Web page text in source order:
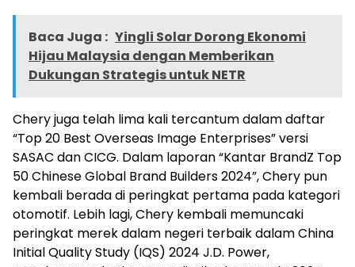
Baca Juga : Yingli Solar Dorong Ekonomi
Hijau Malaysia dengan Memberikan
Dukungan Strategis untuk NETR
Chery juga telah lima kali tercantum dalam daftar
“Top 20 Best Overseas Image Enterprises” versi
SASAC dan CICG. Dalam laporan “Kantar BrandZ Top
50 Chinese Global Brand Builders 2024”, Chery pun
kembali berada di peringkat pertama pada kategori
otomotif. Lebih lagi, Chery kembali memuncaki
peringkat merek dalam negeri terbaik dalam China
Initial Quality Study (IQS) 2024 J.D. Power,